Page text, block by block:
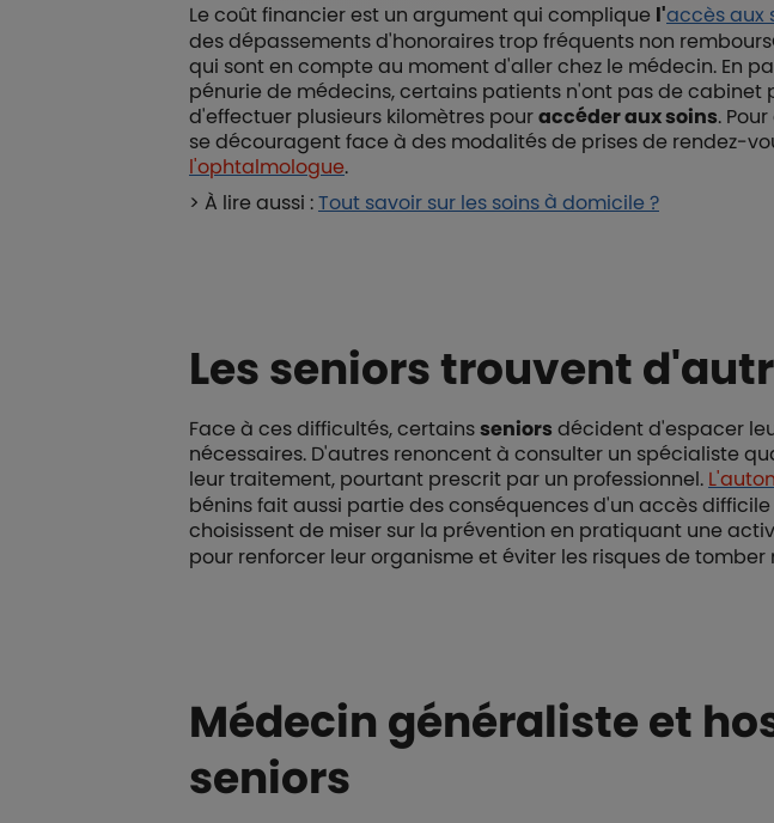
Le coût financier est un argument qui complique l'accès aux
des dépassements d'honoraires trop fréquents non
qui sont en compte au moment d'aller chez le médecin. En
pénurie de médecins, certains patients n'ont pas de cabinet
d'effectuer plusieurs kilomètres pouraccéder aux soins.
se découragent face à des modalités de prises de rendez-
l'ophtalmologue.
> À lire aussi :Tout savoir sur les soins à domicile ?
Les seniors trouvent
Face à ces difficultés, certainsseniors décident d'espacer
nécessaires. D'autres renoncent à consulter un spécialiste
leur traitement, pourtant prescrit par un professionnel.
bénins fait aussi partie des conséquences d'un accès
choisissent de miser sur la prévention en pratiquant une
pour renforcer leur organisme et éviter les risques de tomber
Médecin généraliste et
seniors